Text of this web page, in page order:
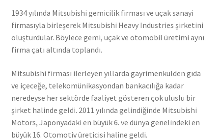
1934 yılında Mitsubishi gemicilik firması ve uçak sanayi
firmasıyla birleşerek Mitsubishi Heavy Industries şirketini
oluşturdular. Böylece gemi, uçak ve otomobil üretimi aynı
firma çatı altında toplandı.
Mitsubishi firması ilerleyen yıllarda gayrimenkulden gıda
ve içeceğe, telekomünikasyondan bankacılığa kadar
neredeyse her sektörde faaliyet gösteren çok uluslu bir
şirket halinde geldi. 2011 yılında gelindiğinde Mitsubishi
Motors, Japonyadaki en büyük 6. ve dünya genelindeki en
büyük 16. Otomotiv üreticisi haline geldi.